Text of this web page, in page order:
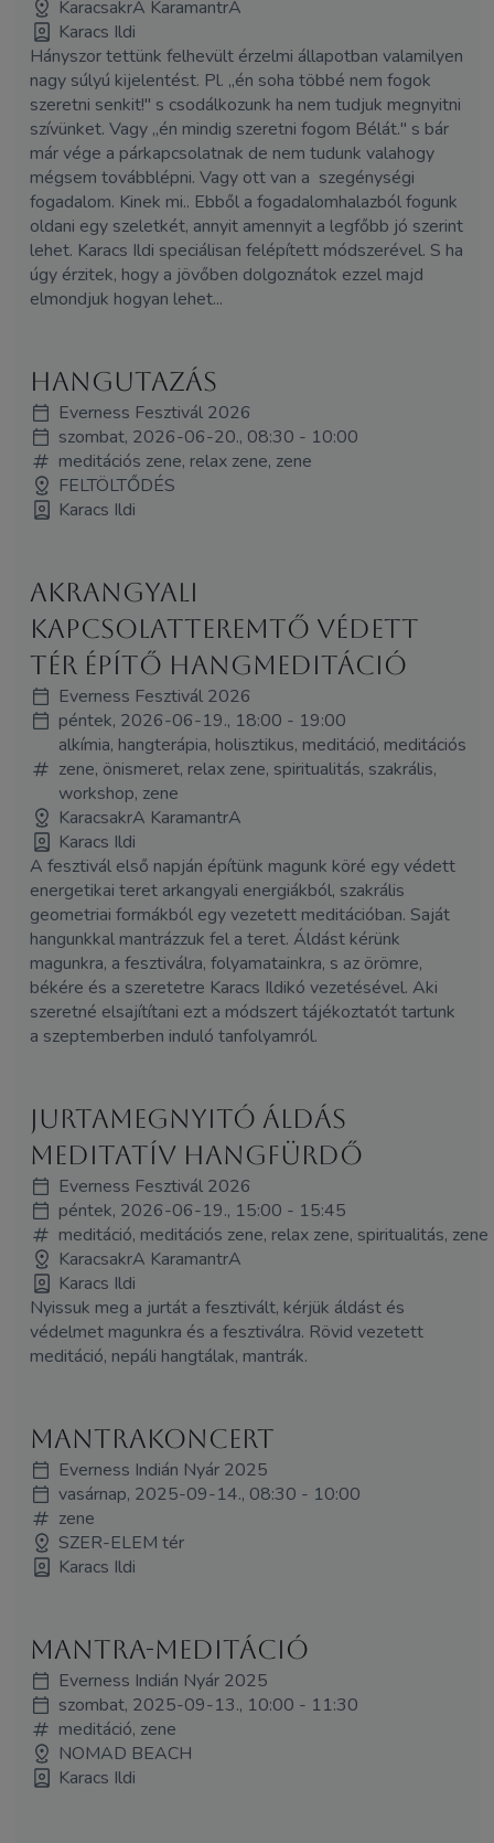
KaracsakrA KaramantrA
Karacs Ildi
Hányszor tettünk felhevült érzelmi állapotban valamilyen
nagy súlyú kijelentést. Pl. ,,én soha többé nem fogok
szeretni senkit!" s csodálkozunk ha nem tudjuk megnyitni
szívünket. Vagy ,,én mindig szeretni fogom Bélát." s bár
már vége a párkapcsolatnak de nem tudunk valahogy
mégsem továbblépni. Vagy ott van a szegénységi
fogadalom. Kinek mi.. Ebből a fogadalomhalazból fogunk
oldani egy szeletkét, annyit amennyit a legfőbb jó szerint
lehet. Karacs Ildi speciálisan felépített módszerével. S ha
úgy érzitek, hogy a jövőben dolgoznátok ezzel majd
elmondjuk hogyan lehet...
Hangutazás
Everness Fesztivál 2026
szombat, 2026-06-20., 08:30 - 10:00
meditációs zene, relax zene, zene
FELTÖLTŐDÉS
Karacs Ildi
Akrangyali
kapcsolatteremtő védett
tér építő hangmeditáció
Everness Fesztivál 2026
péntek, 2026-06-19., 18:00 - 19:00
alkímia, hangterápia, holisztikus, meditáció, meditációs
zene, önismeret, relax zene, spiritualitás, szakrális,
workshop, zene
KaracsakrA KaramantrA
Karacs Ildi
A fesztivál első napján építünk magunk köré egy védett
energetikai teret arkangyali energiákból, szakrális
geometriai formákból egy vezetett meditációban. Saját
hangunkkal mantrázzuk fel a teret. Áldást kérünk
magunkra, a fesztiválra, folyamatainkra, s az örömre,
békére és a szeretetre Karacs Ildikó vezetésével. Aki
szeretné elsajítítani ezt a módszert tájékoztatót tartunk
a szeptemberben induló tanfolyamról.
Jurtamegnyitó áldás
meditatív hangfürdő
Everness Fesztivál 2026
péntek, 2026-06-19., 15:00 - 15:45
meditáció, meditációs zene, relax zene, spiritualitás, zene
KaracsakrA KaramantrA
Karacs Ildi
Nyissuk meg a jurtát a fesztivált, kérjük áldást és
védelmet magunkra és a fesztiválra. Rövid vezetett
meditáció, nepáli hangtálak, mantrák.
Mantrakoncert
Everness Indián Nyár 2025
vasárnap, 2025-09-14., 08:30 - 10:00
zene
SZER-ELEM tér
Karacs Ildi
Mantra-meditáció
Everness Indián Nyár 2025
szombat, 2025-09-13., 10:00 - 11:30
meditáció, zene
NOMAD BEACH
Karacs Ildi